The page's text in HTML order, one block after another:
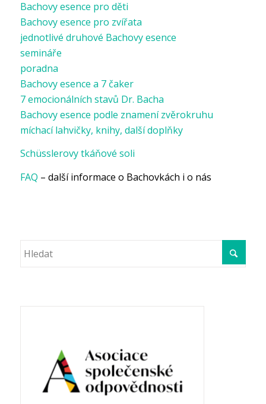
Bachovy esence pro děti
Bachovy esence pro zvířata
jednotlivé druhové Bachovy esence
semináře
poradna
Bachovy esence a 7 čaker
7 emocionálních stavů Dr. Bacha
Bachovy esence podle znamení zvěrokruhu
míchací lahvičky, knihy, další doplňky
Schüsslerovy tkáňové soli
FAQ – další informace o Bachovkách i o nás